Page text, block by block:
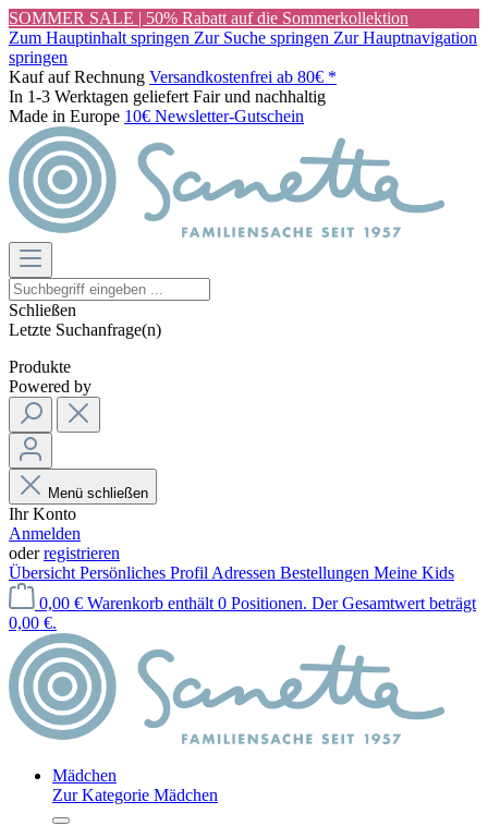
SOMMER SALE | 50% Rabatt auf die Sommerkollektion
Zum Hauptinhalt springen Zur Suche springen Zur Hauptnavigation
springen
Kauf auf Rechnung Versandkostenfrei ab 80€ *
In 1-3 Werktagen geliefert Fair und nachhaltig
Made in Europe 10€ Newsletter-Gutschein
Schließen
Letzte Suchanfrage(n)
Produkte
Powered by
Menü schließen
Ihr Konto
Anmelden
oderregistrieren
Übersicht Persönliches Profil Adressen Bestellungen Meine Kids
0,00 € Warenkorb enthält 0 Positionen. Der Gesamtwert beträgt
0,00 €.
Mädchen
Zur Kategorie Mädchen